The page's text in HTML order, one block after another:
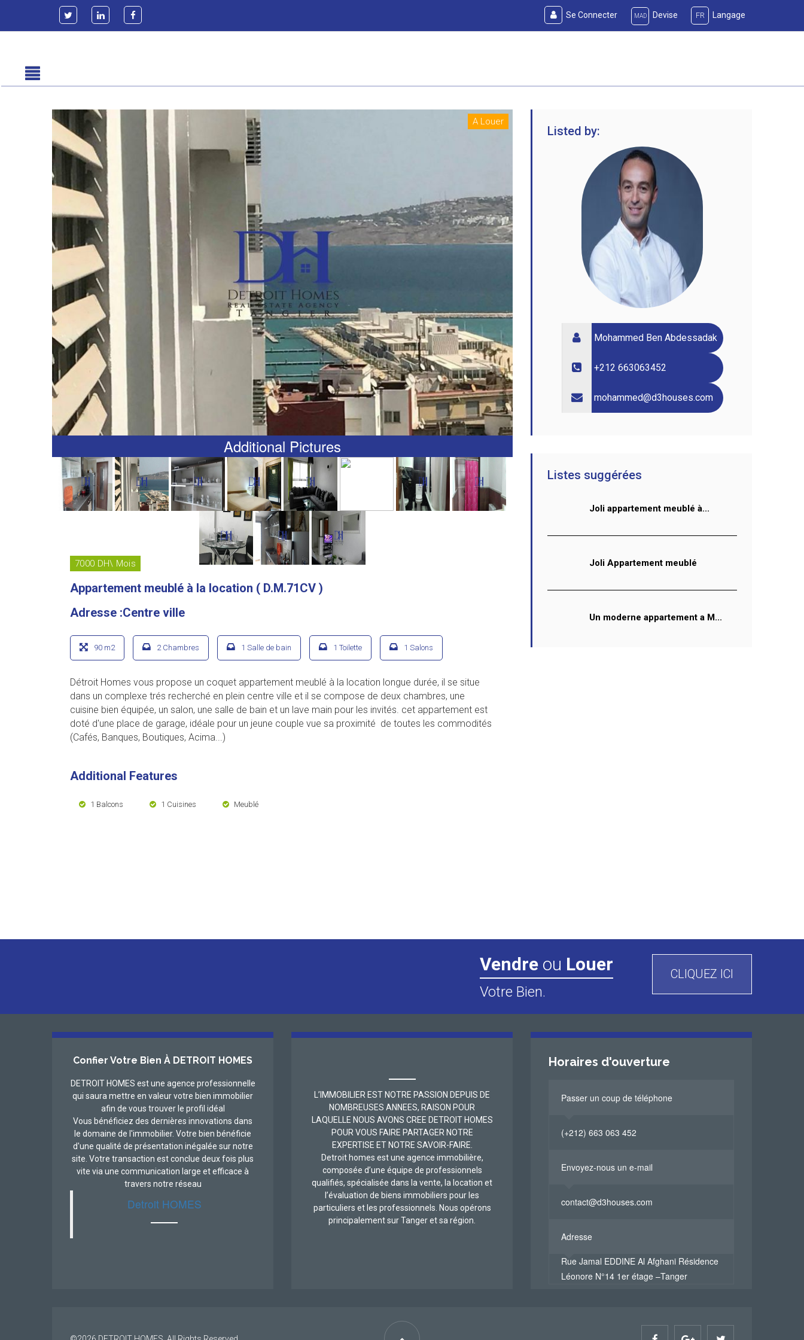
Se Connecter MAD Devise FR Langage
A Louer
Additional Pictures
7000 DH\ Mois
Appartement meublé à la location ( D.M.71CV )
Adresse :Centre ville
90 m2 2 Chambres 1 Salle de bain 1 Toilette 1 Salons
Détroit Homes vous propose un coquet appartement meublé à la location longue durée, il se situe
dans un complexe trés recherché en plein centre ville et il se compose de deux chambres, une
cuisine bien équipée, un salon, une salle de bain et un lave main pour les invités. cet appartement est
doté d'une place de garage, idéale pour un jeune couple vue sa proximité de toutes les commodités
(Cafés, Banques, Boutiques, Acima...)
Additional Features
1 Balcons 1 Cuisines Meublé
Listed by:
Mohammed Ben Abdessadak
+212 663063452
mohammed@d3houses.com
Listes suggérées
Joli appartement meublé à...
Joli Appartement meublé
Un moderne appartement a M...
CLIQUEZ ICI
Vendre ou Louer
Votre Bien.
Confier Votre Bien À DETROIT HOMES
DETROIT HOMES est une agence professionnelle
qui saura mettre en valeur votre bien immobilier
afin de vous trouver le profil idéal
Vous bénéficiez des dernières innovations dans
le domaine de l'immobilier. Votre bien bénéficie
d'une qualité de présentation inégalée sur notre
site. Votre transaction est conclue deux fois plus
vite via une communication large et efficace à
travers notre réseau
Detroit HOMES
L’IMMOBILIER EST NOTRE PASSION DEPUIS DE
NOMBREUSES ANNEES, RAISON POUR
LAQUELLE NOUS AVONS CREE DETROIT HOMES
POUR VOUS FAIRE PARTAGER NOTRE
EXPERTISE ET NOTRE SAVOIR-FAIRE.
Detroit homes est une agence immobilière,
composée d’une équipe de professionnels
qualifiés, spécialisée dans la vente, la location et
l’évaluation de biens immobiliers pour les
particuliers et les professionnels. Nous opérons
principalement sur Tanger et sa région.
Horaires d'ouverture
Passer un coup de téléphone
(+212) 663 063 452
Envoyez-nous un e-mail
contact@d3houses.com
Adresse
Rue Jamal EDDINE Al Afghani Résidence
Léonore N°14 1er étage –Tanger